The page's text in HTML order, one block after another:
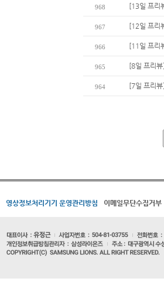
968 [13일 프리
967 [12일 프리
966 [11일 프리
965 [8일 프리
964 [7일 프리
영상정보처리기기 운영관리방침 이메일무단수집거부